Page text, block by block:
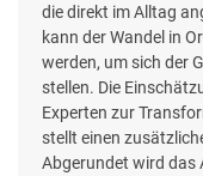
die direkt im Alltag
kann der Wandel in
werden, um sich der
stellen. Die
Experten zur
stellt einen
Abgerundet wird das